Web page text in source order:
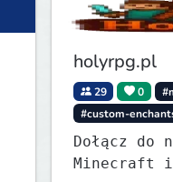
holyrpg.pl
29 0
#custom-
Dołącz do
Minecraft i